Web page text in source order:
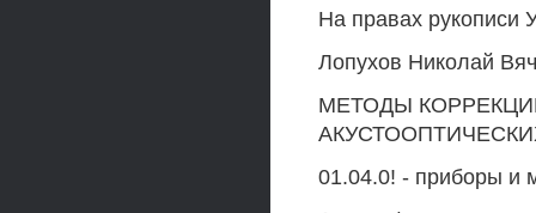
На правах рукописи
Лопухов Николай
МЕТОДЫ
01.04.0! - приборы и